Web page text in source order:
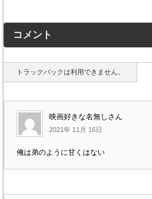
コメント
トラックバックは利用できません。
映画好きな名無しさん
2021年 11月 16日
俺は弟のように甘くはない